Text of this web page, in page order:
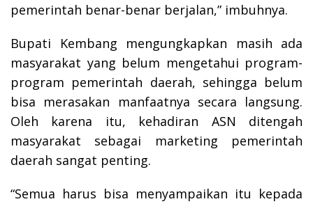
pemerintah benar-benar berjalan,” imbuhnya.
Bupati Kembang mengungkapkan masih ada
masyarakat yang belum mengetahui program-
program pemerintah daerah, sehingga belum
bisa merasakan manfaatnya secara langsung.
Oleh karena itu, kehadiran ASN ditengah
masyarakat sebagai marketing pemerintah
daerah sangat penting.
“Semua harus bisa menyampaikan itu kepada